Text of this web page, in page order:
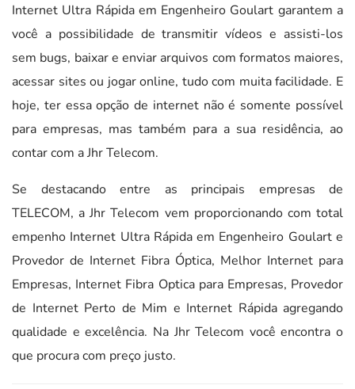
Internet Ultra Rápida em Engenheiro Goulart garantem a
você a possibilidade de transmitir vídeos e assisti-los
sem bugs, baixar e enviar arquivos com formatos maiores,
acessar sites ou jogar online, tudo com muita facilidade. E
hoje, ter essa opção de internet não é somente possível
para empresas, mas também para a sua residência, ao
contar com a Jhr Telecom.
Se destacando entre as principais empresas de
TELECOM, a Jhr Telecom vem proporcionando com total
empenho Internet Ultra Rápida em Engenheiro Goulart e
Provedor de Internet Fibra Óptica, Melhor Internet para
Empresas, Internet Fibra Optica para Empresas, Provedor
de Internet Perto de Mim e Internet Rápida agregando
qualidade e excelência. Na Jhr Telecom você encontra o
que procura com preço justo.